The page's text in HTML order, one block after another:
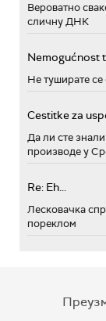
Вероватно
сличну ДНК
Nemogućnost
Не туширате се
Cestitke za
Да ли сте
производе у
Re: Eh...
Лесковачка
пореклом